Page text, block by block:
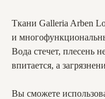
Ткани Galleria Arben
и
Вода стечет, плесень
впитается, а
Вы сможете